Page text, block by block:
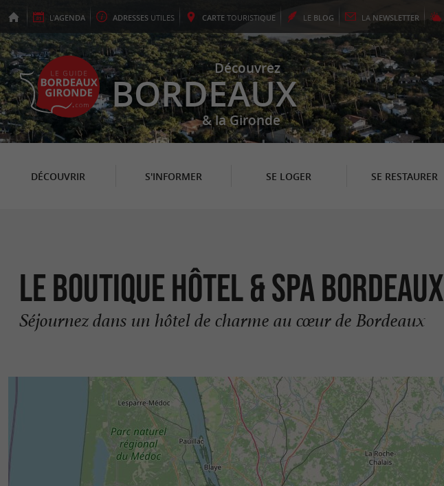
L'AGENDA ADRESSES UTILES CARTE TOURISTIQUE LE BLOG LA NEWSLETTER
Découvrez
BORDEAUX
& la Gironde
DÉCOUVRIR S'INFORMER SE LOGER SE RESTAURER
Le Boutique Hôtel & Spa Bordeaux
Séjournez dans un hôtel de charme au cœur de Bordeaux